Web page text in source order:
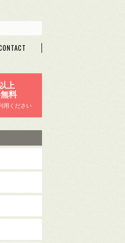
上
料
用ください